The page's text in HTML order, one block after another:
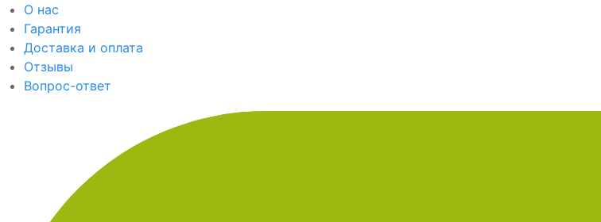
О нас
Гарантия
Доставка и оплата
Отзывы
Вопрос-ответ